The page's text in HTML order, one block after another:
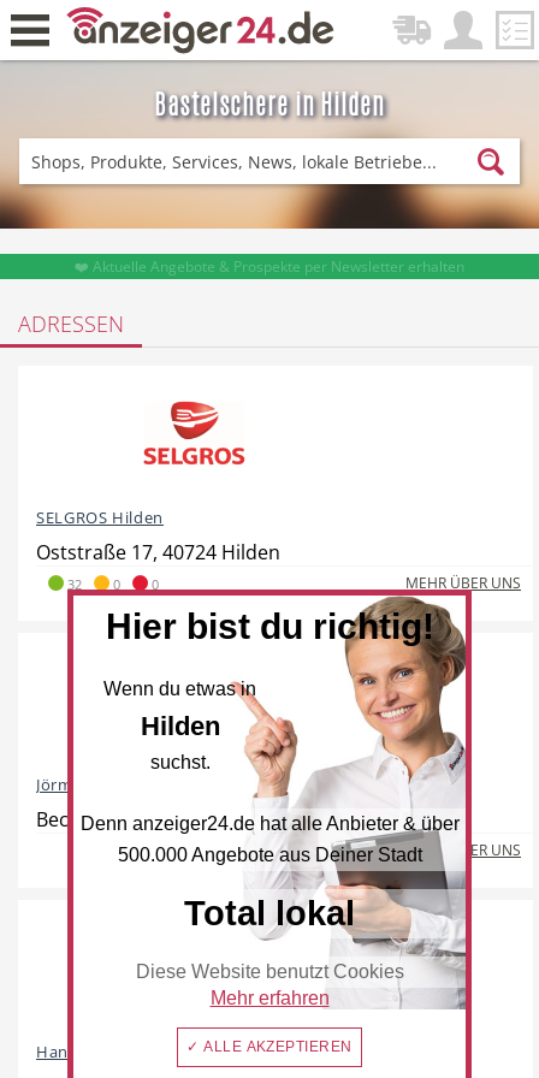
Bastelschere in Hilden
Zurück
Fitness & Sport Lieferservice
Einkaufen DE-News
News
Beauty & Wellness
Auto Handwerk
Gesundheit
❤️ Aktuelle Angebote & Prospekte per Newsletter erhalten
ADRESSEN
SELGROS Hilden
Oststraße 17, 40724 Hilden
32 0 0 MEHR ÜBER UNS
Jörmann Stahlwarenfabrikation
Beckersheide 16, 40723 Hilden
MEHR ÜBER UNS
Handelshof
Hier bist du richtig!
Wenn du etwas in
Hilden
suchst.
Denn anzeiger24.de hat alle Anbieter & über
500.000 Angebote aus Deiner Stadt
Total lokal
Diese Website benutzt Cookies
Mehr erfahren
✓ ALLE AKZEPTIEREN